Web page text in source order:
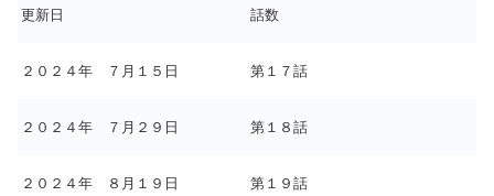
更新日 話数
２０２４年 ７月１５日 第１７話
２０２４年 ７月２９日 第１８話
２０２４年 ８月１９日 第１９話